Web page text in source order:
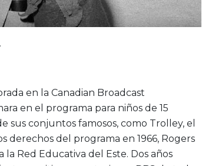
en la Canadian Broadcast
en el programa para niños de 15
sus conjuntos famosos, como Trolley, el
derechos del programa en 1966, Rogers
Red Educativa del Este. Dos años